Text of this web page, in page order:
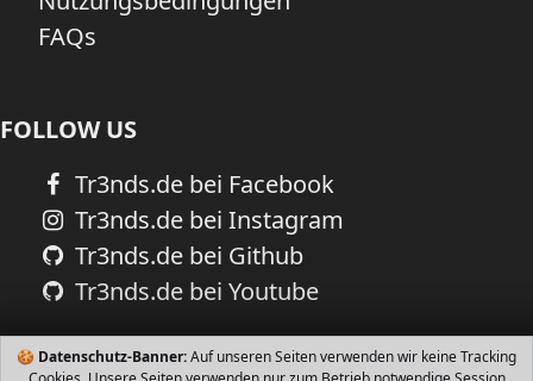
🍪 Datenschutz-Banner:Auf unseren Seiten verwenden wir keine Tracking
FAQs
FOLLOW US
Tr3nds.de bei Facebook
Tr3nds.de bei Instagram
Tr3nds.de bei Github
Tr3nds.de bei Youtube